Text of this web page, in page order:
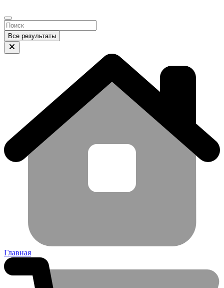
Все результаты
Главная